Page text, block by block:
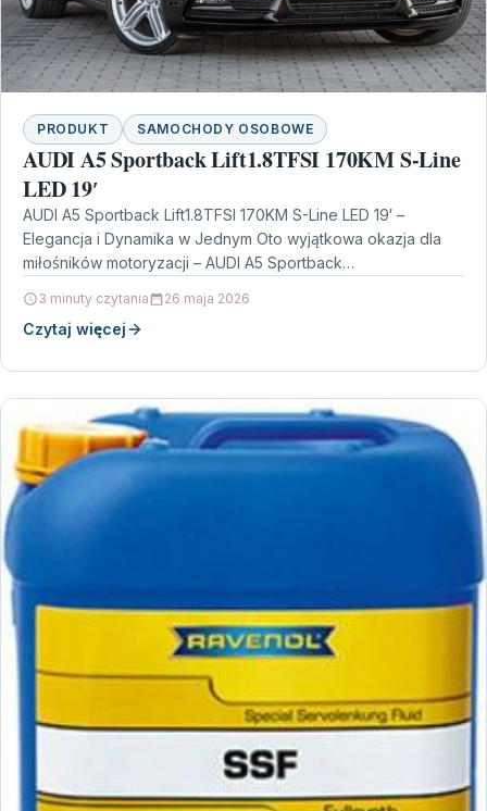
PRODUKT SAMOCHODY OSOBOWE
AUDI A5 Sportback Lift1.8TFSI 170KM S-Line
LED 19′
AUDI A5 Sportback Lift1.8TFSI 170KM S-Line LED 19′ –
Elegancja i Dynamika w Jednym Oto wyjątkowa okazja dla
miłośników motoryzacji – AUDI A5 Sportback…
3 minuty czytania 26 maja 2026
Czytaj więcej